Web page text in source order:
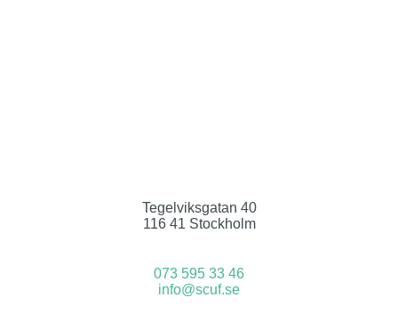
Tegelviksgatan 40
116 41 Stockholm
073 595 33 46
info@scuf.se